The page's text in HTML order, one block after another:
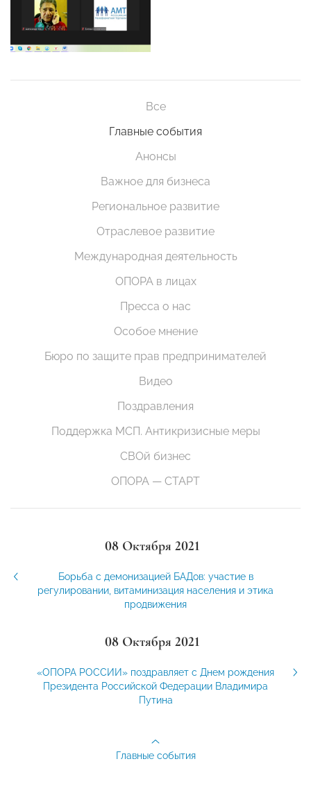
Все
Главные события
Анонсы
Важное для бизнеса
Региональное развитие
Отраслевое развитие
Международная деятельность
ОПОРА в лицах
Пресса о нас
Особое мнение
Бюро по защите прав предпринимателей
Видео
Поздравления
Поддержка МСП. Антикризисные меры
СВОй бизнес
ОПОРА — СТАРТ
08 Октября 2021
Борьба с демонизацией БАДов: участие в
регулировании, витаминизация населения и этика
продвижения
08 Октября 2021
«ОПОРА РОССИИ» поздравляет с Днем рождения
Президента Российской Федерации Владимира
Путина
Главные события